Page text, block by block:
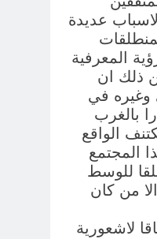
عديدة
المعرفية
ذلك ان
وغيره في
بالغرب
الواقع
المجتمع
للوسط
من كان
لاشعورية